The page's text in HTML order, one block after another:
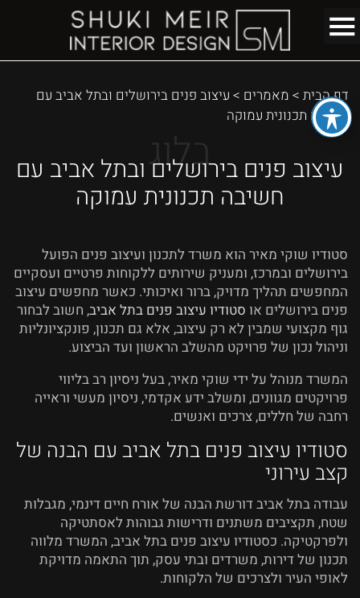
דף הבית > מאמרים > עיצוב פנים בירושלים ובתל אביב עם
חשיבה תכנונית עמוקה
בלוג
עיצוב פנים בירושלים ובתל אביב עם
חשיבה תכנונית עמוקה
סטודיו שוקי מאיר הוא משרד לתכנון ועיצוב פנים הפועל
בירושלים ובמרכז, ומעניק שירותים ללקוחות פרטיים ועסקיים
המחפשים תהליך מדויק, ברור ואיכותי. כאשר מחפשים עיצוב
פנים בירושלים או סטודיו עיצוב פנים בתל אביב, חשוב לבחור
גוף מקצועי שמבין לא רק עיצוב, אלא גם תכנון, פונקציונליות
וניהול נכון של פרויקט מהשלב הראשון ועד הביצוע.
המשרד מנוהל על ידי שוקי מאיר, בעל ניסיון רב בליווי
פרויקטים מגוונים, ומשלב ידע אקדמי, ניסיון מעשי וראייה
רחבה של חללים, צרכים ואנשים.
סטודיו עיצוב פנים בתל אביב עם הבנה של
קצב עירוני
עבודה בתל אביב דורשת הבנה של אורח חיים דינמי, מגבלות
שטח, תקציבים משתנים ודרישות גבוהות לאסתטיקה
ולפרקטיקה. כסטודיו עיצוב פנים בתל אביב, המשרד מלווה
תכנון של דירות, משרדים ובתי עסק, תוך התאמה מדויקת
לאופי העיר ולצרכים של הלקוחות.